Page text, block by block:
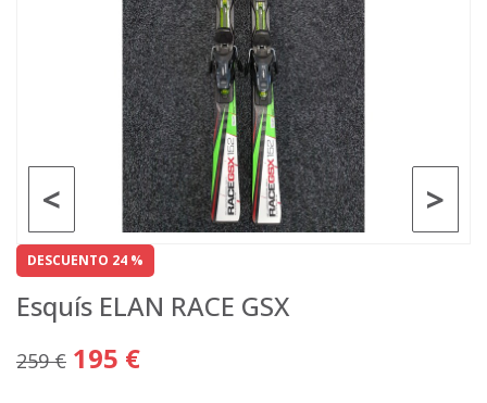
>
<
DESCUENTO 24 %
Esquís ELAN RACE GSX
259 € 195 €